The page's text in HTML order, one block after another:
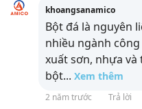
khoangsanamico
Bột đá là nguyên
nhiều ngành
xuất sơn, nhựa và
bột... Xem thêm
2 năm trước Trả lời